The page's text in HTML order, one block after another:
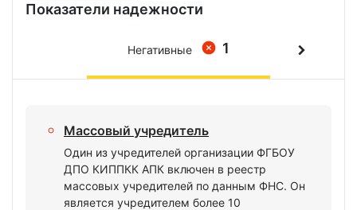
Показатели надежности
1
Негативные
Массовый учредитель
Один из учредителей организации ФГБОУ
ДПО КИППКК АПК включен в реестр
массовых учредителей по данным ФНС. Он
является учредителем более 10